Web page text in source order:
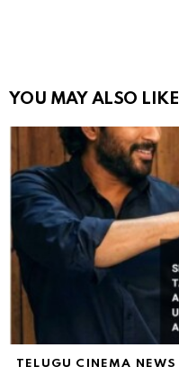
YOU MAY ALSO LIKE
TELUGU CINEMA NEWS